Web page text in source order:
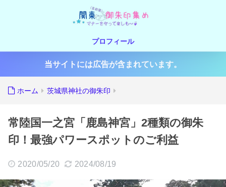
プロフィール
当サイトには広告が含まれています。
ホーム 茨城県神社の御朱印
常陸国一之宮「鹿島神宮」2種類の御朱
印！最強パワースポットのご利益
2020/05/20 2024/08/19